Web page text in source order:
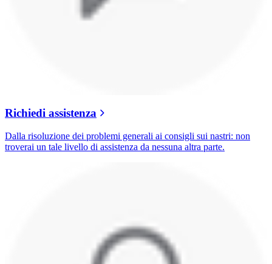
Richiedi assistenza
Dalla risoluzione dei problemi generali ai consigli sui nastri: non
troverai un tale livello di assistenza da nessuna altra parte.